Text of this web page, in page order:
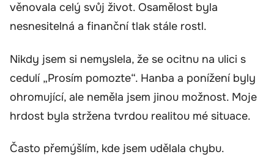
věnovala celý svůj život. Osamělost byla
nesnesitelná a finanční tlak stále rostl.
Nikdy jsem si nemyslela, že se ocitnu na ulici s
cedulí „Prosím pomozte“. Hanba a ponížení byly
ohromující, ale neměla jsem jinou možnost. Moje
hrdost byla stržena tvrdou realitou mé situace.
Často přemýšlím, kde jsem udělala chybu.